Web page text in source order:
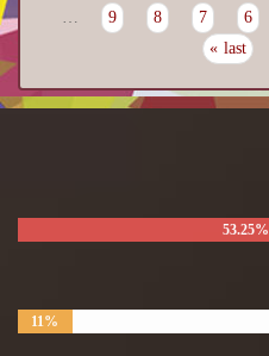
6
7
8
9
…
last »
53.25%
11%